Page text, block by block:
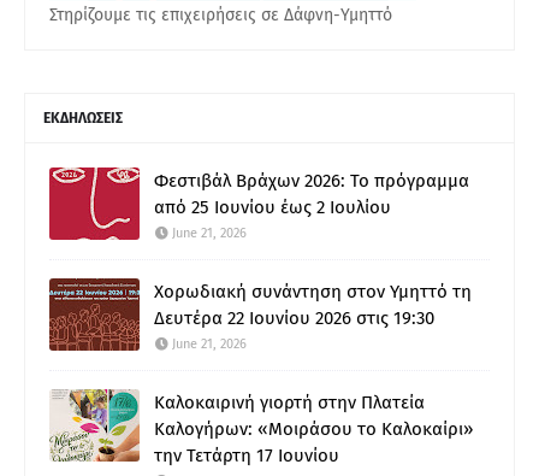
Στηρίζουμε τις επιχειρήσεις σε Δάφνη-Υμηττό
ΕΚΔΗΛΩΣΕΙΣ
Φεστιβάλ Βράχων 2026: Το πρόγραμμα
από 25 Ιουνίου έως 2 Ιουλίου
June 21, 2026
Χορωδιακή συνάντηση στον Υμηττό τη
Δευτέρα 22 Ιουνίου 2026 στις 19:30
June 21, 2026
Καλοκαιρινή γιορτή στην Πλατεία
Καλογήρων: «Μοιράσου το Καλοκαίρι»
την Τετάρτη 17 Ιουνίου